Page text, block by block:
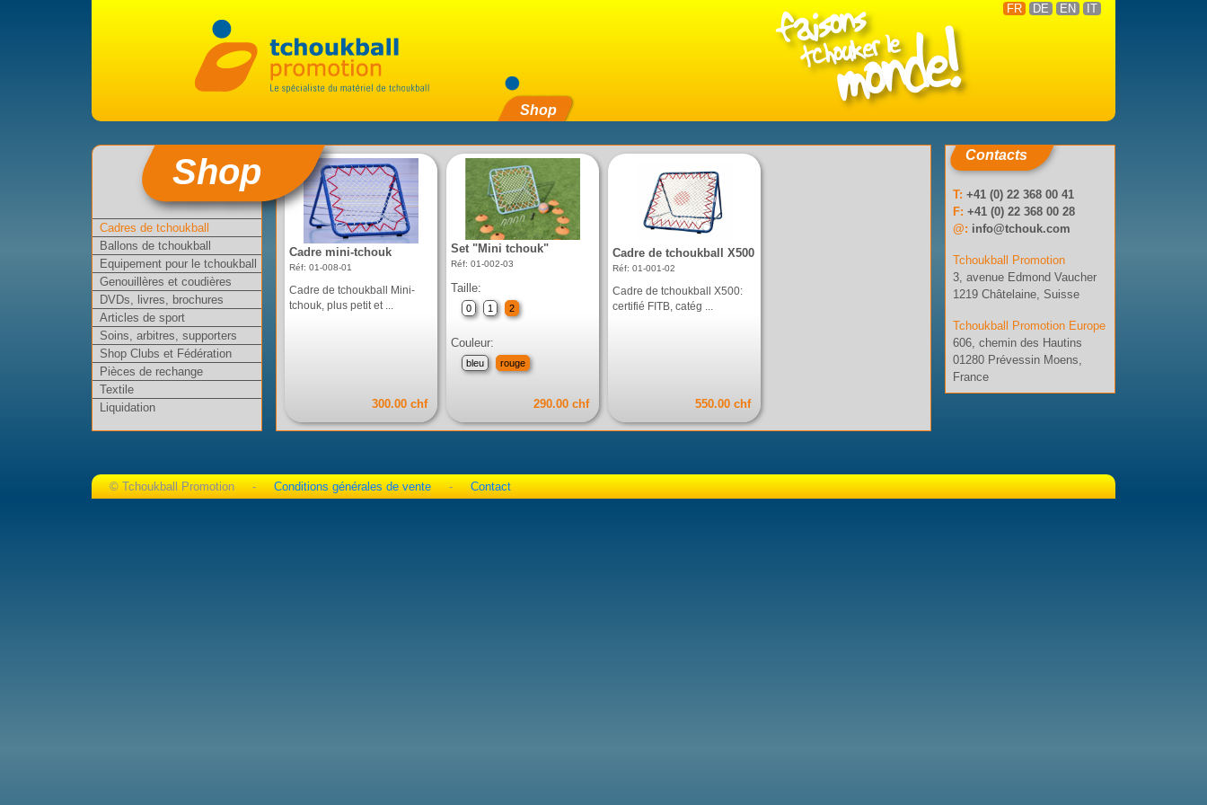
Shop
FR DE EN IT
Shop
Cadres de tchoukball
Ballons de tchoukball
Equipement pour le tchoukball
Genouillères et coudières
DVDs, livres, brochures
Articles de sport
Soins, arbitres, supporters
Shop Clubs et Fédération
Pièces de rechange
Textile
Liquidation
Cadre mini-tchouk
Réf: 01-008-01
Cadre de tchoukball Mini-
tchouk, plus petit et ...
300.00 chf
Set "Mini tchouk"
Réf: 01-002-03
Taille:
0 1 2
Couleur:
bleu rouge
290.00 chf
Cadre de tchoukball X500
Réf: 01-001-02
Cadre de tchoukball X500:
certifié FITB, catég ...
550.00 chf
Contacts
T: +41 (0) 22 368 00 41
F: +41 (0) 22 368 00 28
@: info@tchouk.com
Tchoukball Promotion
3, avenue Edmond Vaucher
1219 Châtelaine, Suisse
Tchoukball Promotion Europe
606, chemin des Hautins
01280 Prévessin Moens,
France
© Tchoukball Promotion - Conditions générales de vente - Contact